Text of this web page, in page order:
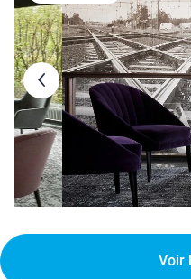
Voir